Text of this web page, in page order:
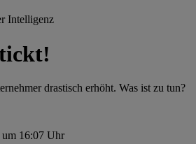
Intelligenz
drastisch erhöht. Was ist zu tun?
16:07 Uhr